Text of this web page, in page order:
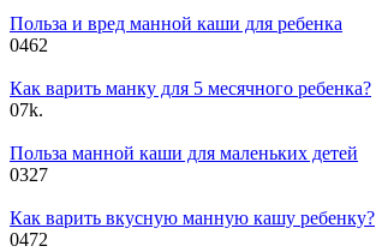
Польза и вред манной каши для ребенка
0462
Как варить манку для 5 месячного ребенка?
07k.
Польза манной каши для маленьких детей
0327
Как варить вкусную манную кашу ребенку?
0472